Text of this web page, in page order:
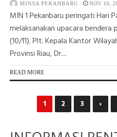
MINSA PEKANBARU NOV 10,
MIN 1 Pekanbaru peringati Hari
melaksanakan upacara bendera
(10/11). Plt. Kepala Kantor
Provinsi Riau, Dr....
READ MORE
1 2 3 ›